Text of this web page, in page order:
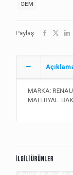
OEM
Paylaş
MARKA:
MATERYAL:
İlgili ürünler